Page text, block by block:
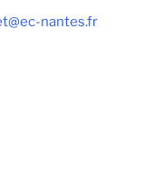
nantes.fr